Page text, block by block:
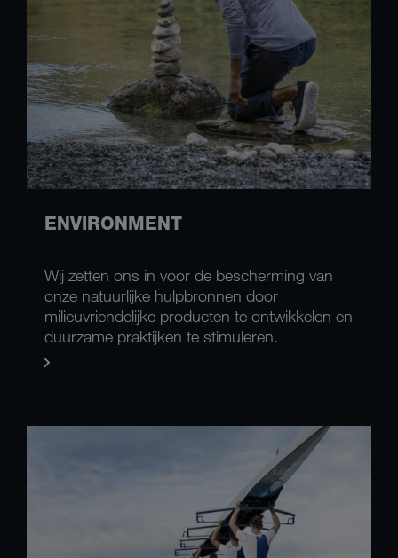
ENVIRONMENT
Wij zetten ons in voor de bescherming van
onze natuurlijke hulpbronnen door
milieuvriendelijke producten te ontwikkelen en
duurzame praktijken te stimuleren.